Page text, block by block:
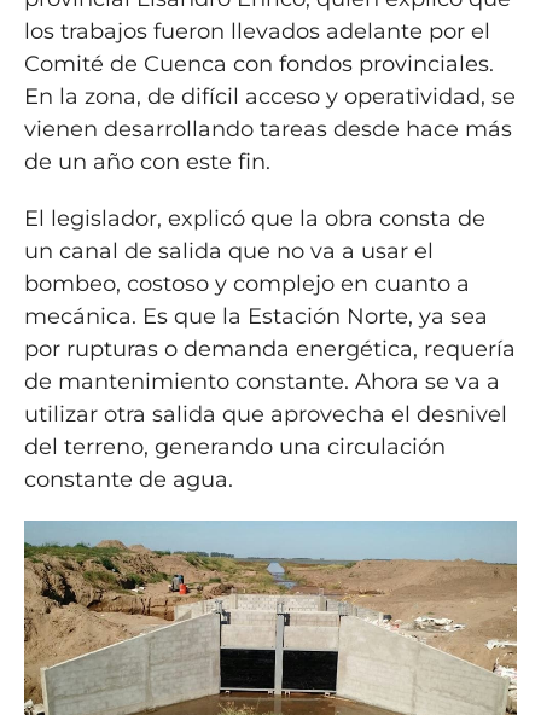
los trabajos fueron llevados adelante por el
Comité de Cuenca con fondos provinciales.
En la zona, de difícil acceso y operatividad, se
vienen desarrollando tareas desde hace más
de un año con este fin.
El legislador, explicó que la obra consta de
un canal de salida que no va a usar el
bombeo, costoso y complejo en cuanto a
mecánica. Es que la Estación Norte, ya sea
por rupturas o demanda energética, requería
de mantenimiento constante. Ahora se va a
utilizar otra salida que aprovecha el desnivel
del terreno, generando una circulación
constante de agua.